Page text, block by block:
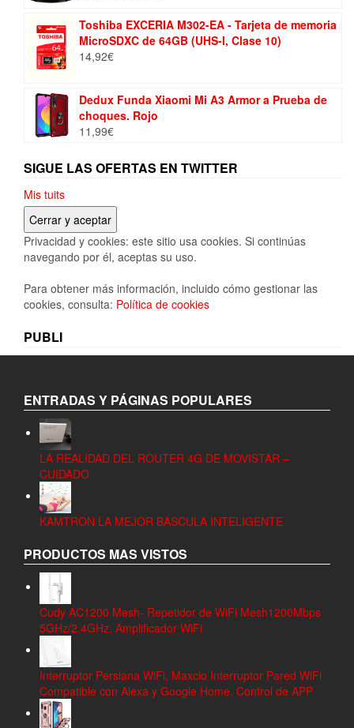
original
era:
actual
es:
Toshiba EXCERIA M302-EA - Tarjeta de memoria
MicroSDXC de 64GB (UHS-I, Clase 10)
14,92€
Dedux Funda Xiaomi Mi A3 Armor a Prueba de
choques. Rojo
11,99€
SIGUE LAS OFERTAS EN TWITTER
Mis tuits
Privacidad y cookies: este sitio usa cookies. Si continúas
navegando por él, aceptas su uso.
Para obtener más información, incluido cómo gestionar las
cookies, consulta: Política de cookies
PUBLI
ENTRADAS Y PÁGINAS POPULARES
LA REALIDAD DEL ROUTER 4G DE MOVISTAR –
CUIDADO
KAMTRON LA MEJOR BASCULA INTELIGENTE
PRODUCTOS MAS VISTOS
Cudy AC1200 Mesh- Repetidor de WiFi Mesh1200Mbps
5GHz/2.4GHz, Amplificador WiFi
Interruptor Persiana WiFi, Maxcio Interruptor Pared WiFi
Compatible con Alexa y Google Home, Control de APP